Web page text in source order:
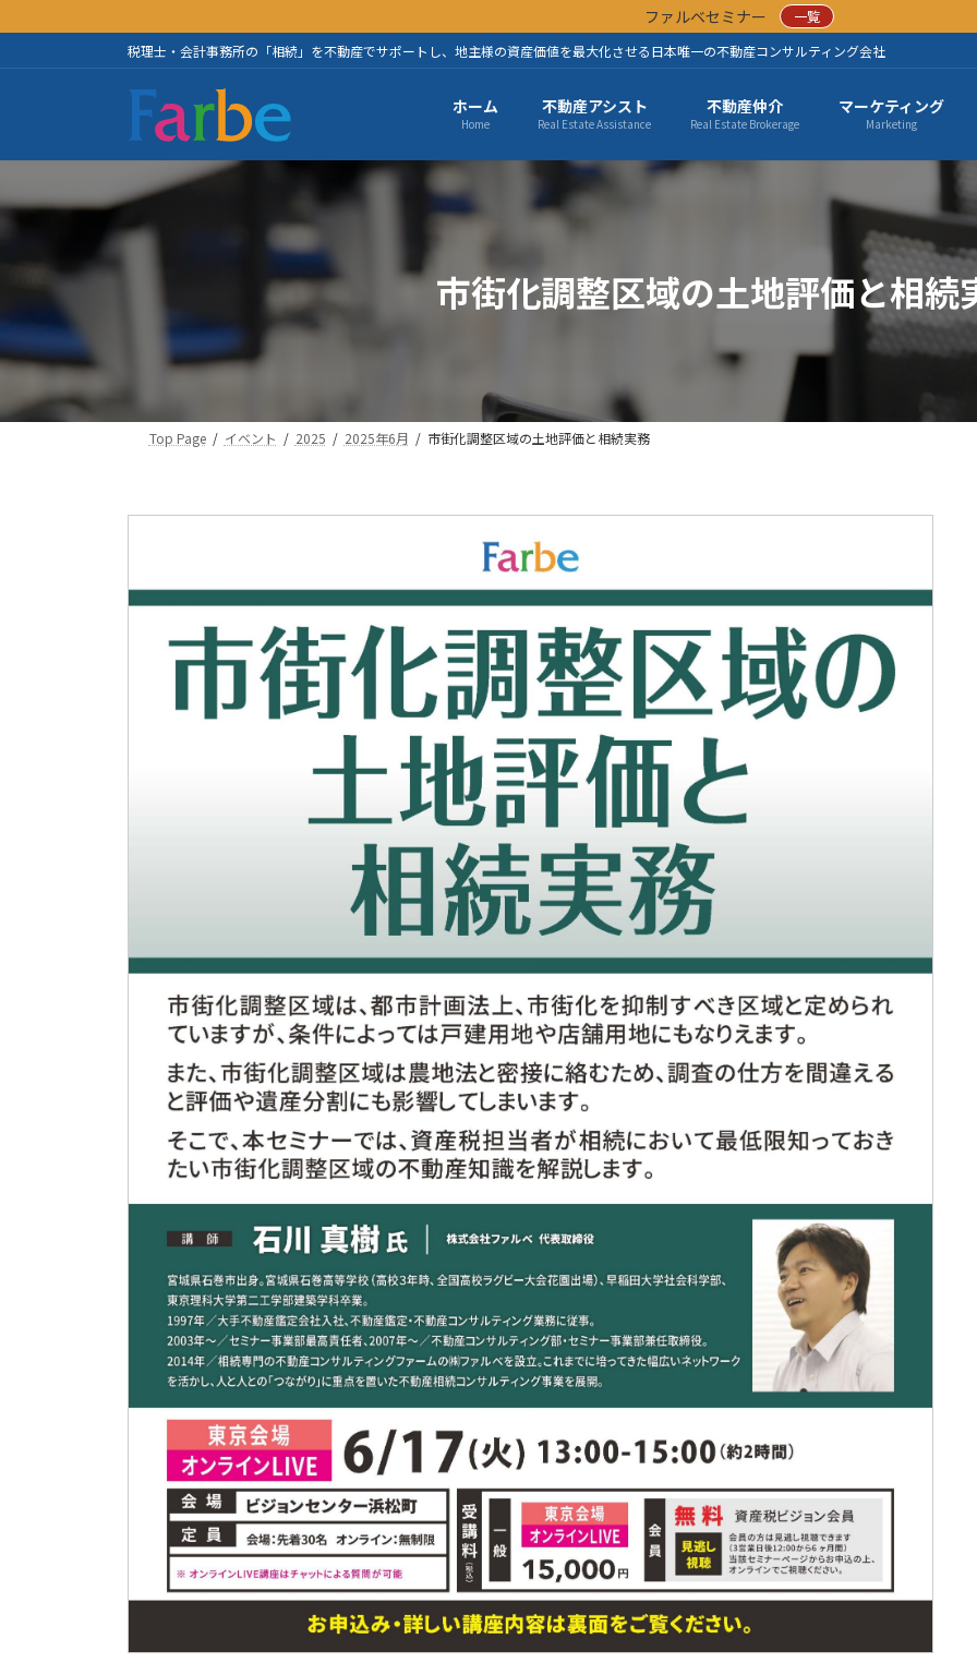
ン
テ
ス
キ
ビ
ゲ
ン
に
ファルベセミナー
一覧
税理士・会計事務所の「相続」を不動産でサポートし、地主様の資産価値を最大化させる日本唯一の不動産コンサルティング会社
ホーム
Home
不動産アシスト
Real Estate Assistance
不動産仲介
Real Estate Brokerage
マーケティング
Marketing
市街化調整区域の土地評価と相続
Top Page イベント 2025 2025年6月 市街化調整区域の土地評価と相続実務